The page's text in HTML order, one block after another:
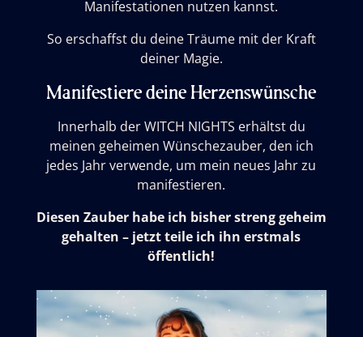
Manifestationen nutzen kannst.
So erschaffst du deine Träume mit der Kraft
deiner Magie.
Manifestiere deine Herzenswünsche
Innerhalb der WITCH NIGHTS erhältst du
meinen geheimen Wünschezauber, den ich
jedes Jahr verwende, um mein neues Jahr zu
manifestieren.
Diesen Zauber habe ich bisher streng geheim
gehalten – jetzt teile ich ihn erstmals
öffentlich!